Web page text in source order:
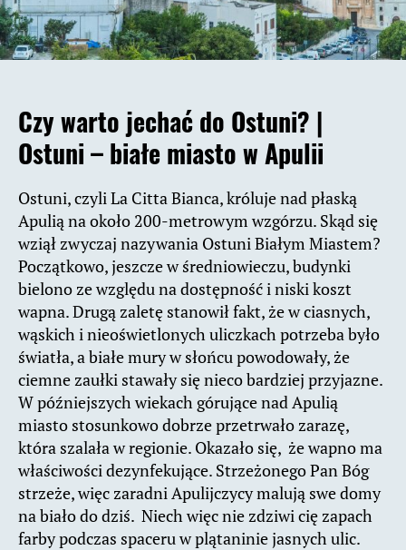
Czy warto jechać do Ostuni? |
Ostuni – białe miasto w Apulii
Ostuni, czyli La Citta Bianca, króluje nad płaską
Apulią na około 200-metrowym wzgórzu. Skąd się
wziął zwyczaj nazywania Ostuni Białym Miastem?
Początkowo, jeszcze w średniowieczu, budynki
bielono ze względu na dostępność i niski koszt
wapna. Drugą zaletę stanowił fakt, że w ciasnych,
wąskich i nieoświetlonych uliczkach potrzeba było
światła, a białe mury w słońcu powodowały, że
ciemne zaułki stawały się nieco bardziej przyjazne.
W późniejszych wiekach górujące nad Apulią
miasto stosunkowo dobrze przetrwało zarazę,
która szalała w regionie. Okazało się, że wapno ma
właściwości dezynfekujące. Strzeżonego Pan Bóg
strzeże, więc zaradni Apulijczycy malują swe domy
na biało do dziś. Niech więc nie zdziwi cię zapach
farby podczas spaceru w plątaninie jasnych ulic.